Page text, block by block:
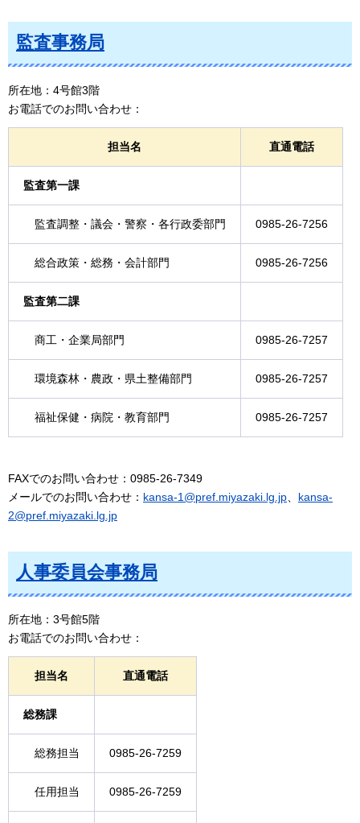
監査事務局
所在地：4号館3階
お電話でのお問い合わせ：
担当名 直通電話
監査第一課
監査調整・議会・警察・各行政委部門 0985-26-7256
総合政策・総務・会計部門 0985-26-7256
監査第二課
商工・企業局部門 0985-26-7257
環境森林・農政・県土整備部門 0985-26-7257
福祉保健・病院・教育部門 0985-26-7257
FAXでのお問い合わせ：0985-26-7349
メールでのお問い合わせ： kansa-1@pref.miyazaki.lg.jp
kansa-
2@pref.miyazaki.lg.jp
人事委員会事務局
所在地：3号館5階
お電話でのお問い合わせ：
担当名 直通電話
総務課
総務担当 0985-26-7259
任用担当 0985-26-7259